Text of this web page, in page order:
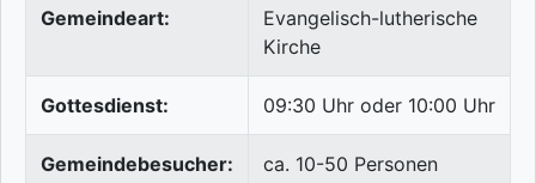
Gemeindeart:
Evangelisch-lutherische
Kirche
Gottesdienst: 09:30 Uhr oder 10:00 Uhr
Gemeindebesucher: ca. 10-50 Personen